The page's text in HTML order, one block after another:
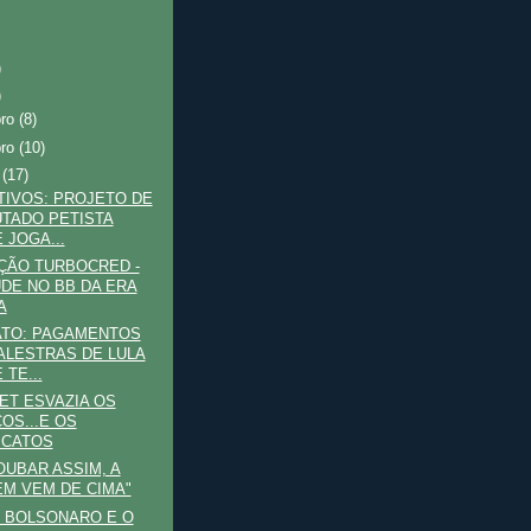
(8)
(10)
(17)
PROJETO DE
PETISTA
JOGA...
TURBOCRED -
NO BB DA ERA
PAGAMENTOS
DE LULA
TE...
ESVAZIA OS
OS
ASSIM, A
VEM DE CIMA"
BOLSONARO E O